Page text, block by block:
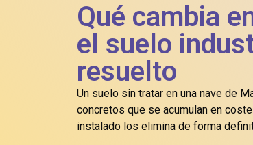
Qué cambia
el suelo
resuelto
Un suelo sin tratar en una nave de
concretos que se acumulan en
instalado los elimina de forma